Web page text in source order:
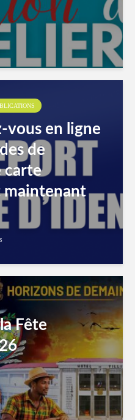
vous en ligne
de
carte
maintenant
Fête